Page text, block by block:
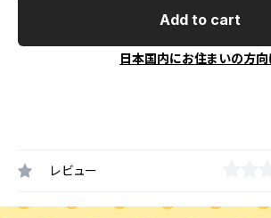
Add to cart
日本国内にお住まいの方向
レビュー